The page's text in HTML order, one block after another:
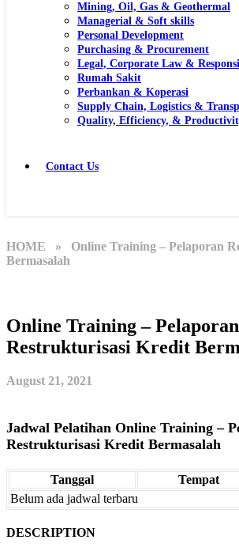
Mining, Oil, Gas & Geothermal
Managerial & Soft skills
Personal Development
Purchasing & Procurement
Legal, Corporate Law &
Rumah Sakit
Perbankan & Koperasi
Supply Chain, Logistics &
Quality, Efficiency, &
Contact Us
HOME » Online Training – Pelaporan
Bermasalah
Online Training – Pelaporan
Restrukturisasi Kredit
August 21, 2021
Jadwal Pelatihan Online Training –
Restrukturisasi Kredit Bermasalah
Tanggal Tempat
Belum ada jadwal terbaru
DESCRIPTION